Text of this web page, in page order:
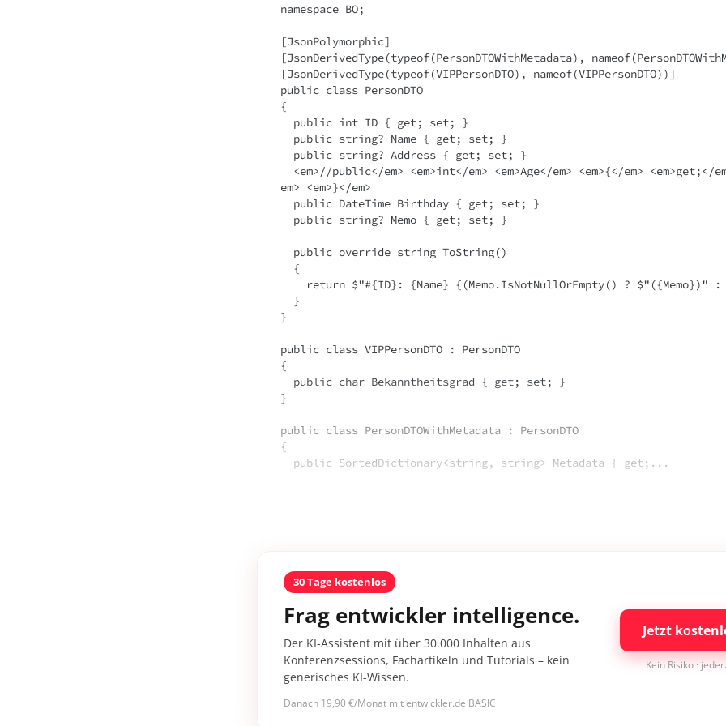
namespace BO;
[JsonPolymorphic]
[JsonDerivedType(typeof(PersonDTOWithMetadata),
[JsonDerivedType(typeof(VIPPersonDTO), nameof(VIPPersonDTO))]
public class PersonDTO
{
em> <em>}</em>
}
public class VIPPersonDTO : PersonDTO
{
}
public class PersonDTOWithMetadata : PersonDTO
{
  public SortedDictionary<string, string> Metadata { get;...
30 Tage kostenlos
Frag entwickler intelligence.
Der KI-Assistent mit über 30.000 Inhalten aus
Konferenzsessions, Fachartikeln und Tutorials – kein
generisches KI-Wissen.
Danach 19,90 €/Monat mit entwickler.de BASIC
Jetzt
Kein Risiko ·